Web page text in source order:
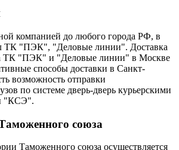
компанией до любого города РФ, в
ТК "ПЭК", "Деловые линии". Доставка
ТК "ПЭК" и "Деловые линии" в Москве
способы доставки в Санкт-
возможность отправки
по системе дверь-дверь курьерскими
"КСЭ".
союза
Таможенного союза осуществляется